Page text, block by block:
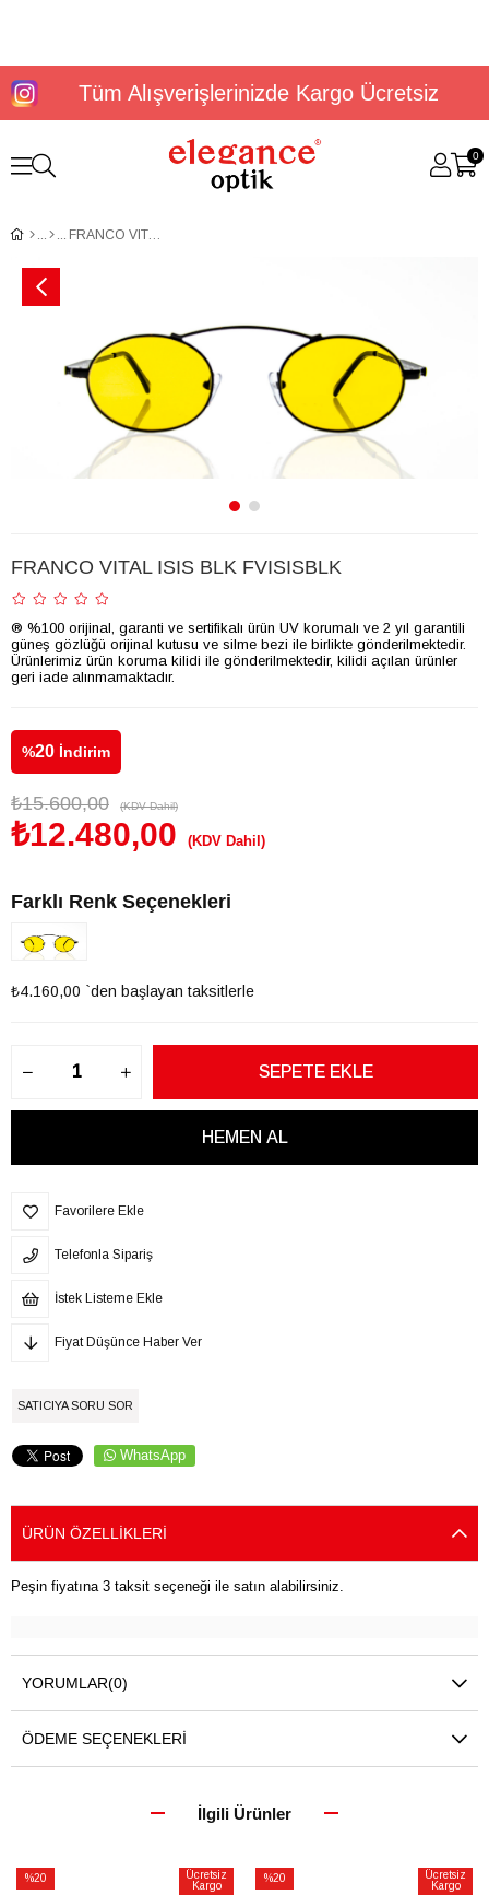
Tüm Alışverişlerinizde Kargo Ücretsiz
0
FRANCO VITAL ISIS BLK FVISISBLK
FRANCO VITAL ISIS BLK FVISISBLK
® %100 orijinal, garanti ve sertifikalı ürün UV korumalı ve 2 yıl garantili
güneş gözlüğü orijinal kutusu ve silme bezi ile birlikte gönderilmektedir.
Ürünlerimiz ürün koruma kilidi ile gönderilmektedir, kilidi açılan ürünler
geri iade alınmamaktadır.
%20 İndirim
₺15.600,00 (KDV Dahil)
₺12.480,00 (KDV Dahil)
Farklı Renk Seçenekleri
₺4.160,00 `den başlayan taksitlerle
Favorilere Ekle
Telefonla Sipariş
İstek Listeme Ekle
Fiyat Düşünce Haber Ver
SATICIYA SORU SOR
WhatsApp
ÜRÜN ÖZELLIKLERI
Peşin fiyatına 3 taksit seçeneği ile satın alabilirsiniz.
YORUMLAR(0)
ÖDEME SEÇENEKLERI
İlgili Ürünler
%20
Ücretsiz
Kargo
%20
Ücretsiz
Kargo